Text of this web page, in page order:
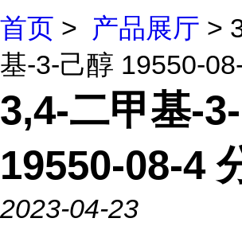
首页 > 产品展厅 >
基-3-己醇 19550-
3,4-二甲基-
19550-08-4
2023-04-23